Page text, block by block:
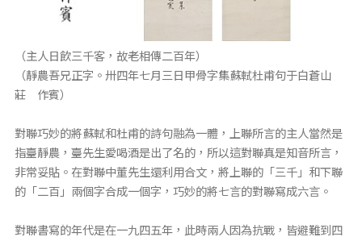
（主人日飲三千客，故老相傳二百年）
（靜農吾兄正字。卅四年七月三日甲骨字集蘇軾杜甫句于白蒼山
莊 作賓）
對聯巧妙的將蘇軾和杜甫的詩句融為一體，上聯所言的主人當然是
指臺靜農，臺先生愛喝酒是出了名的，所以這對聯真是知音所言，
非常妥貼。在對聯中董先生還利用合文，將上聯的「三千」和下聯
的「二百」兩個字合成一個字，巧妙的將七言的對聯寫成六言。
對聯書寫的年代是在一九四五年，此時兩人因為抗戰，皆避難到四